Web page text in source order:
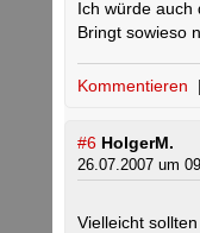
Ich würde auch
Bringt sowieso
Kommentieren |
#6 HolgerM.
26.07.2007 um
Vielleicht